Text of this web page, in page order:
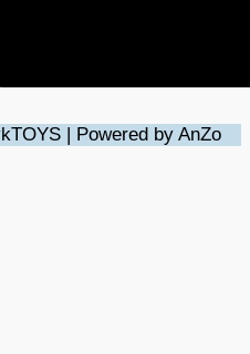
| Powered by AnZo